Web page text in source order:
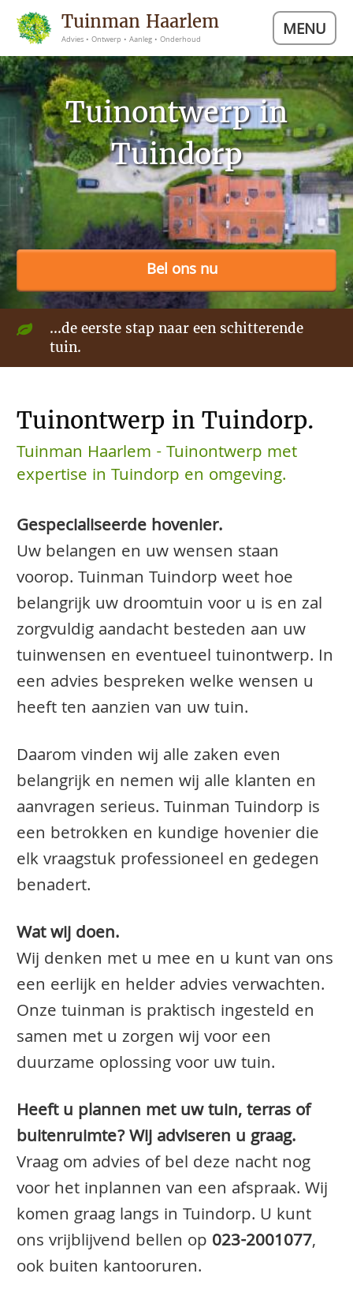
Tuinman Haarlem
Advies • Ontwerp • Aanleg • Onderhoud MENU
Tuinontwerp in
Tuindorp
Bel ons nu
...de eerste stap naar een schitterende
tuin.
Tuinontwerp in Tuindorp.
Tuinman Haarlem - Tuinontwerp met
expertise in Tuindorp en omgeving.
Gespecialiseerde hovenier.
Uw belangen en uw wensen staan
voorop. Tuinman Tuindorp weet hoe
belangrijk uw droomtuin voor u is en zal
zorgvuldig aandacht besteden aan uw
tuinwensen en eventueel tuinontwerp. In
een advies bespreken welke wensen u
heeft ten aanzien van uw tuin.
Daarom vinden wij alle zaken even
belangrijk en nemen wij alle klanten en
aanvragen serieus. Tuinman Tuindorp is
een betrokken en kundige hovenier die
elk vraagstuk professioneel en gedegen
benadert.
Wat wij doen.
Wij denken met u mee en u kunt van ons
een eerlijk en helder advies verwachten.
Onze tuinman is praktisch ingesteld en
samen met u zorgen wij voor een
duurzame oplossing voor uw tuin.
Heeft u plannen met uw tuin, terras of
buitenruimte? Wij adviseren u graag.
Vraag om advies of bel deze nacht nog
voor het inplannen van een afspraak. Wij
komen graag langs in Tuindorp. U kunt
ons vrijblijvend bellen op 023-2001077,
ook buiten kantooruren.